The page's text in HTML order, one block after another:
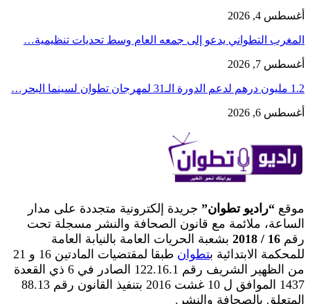
أغسطس 4, 2026
المغرب التطواني يدعو إلى جمعه العام وسط تحديات تنظيمية…
أغسطس 7, 2026
1.2 مليون درهم لدعم الدورة الـ31 لمهرجان تطوان لسينما البحر…
أغسطس 6, 2026
موقع “راديو تطوان” جريدة إلكترونية متجددة على مدار
الساعة، ملائمة مع قانون الصحافة والنشر مسجلة تحت
رقم 16 / 2018
بشعبة الحريات العامة بالنيابة العامة
للمحكمة الابتدائية بتطوان
طبقا لمقتضيات المادتين 16 و 21
من الظهير الشريف رقم 122.16.1 الصادر في 6 ذي القعدة
1437 الموافق ل 10 غشت 2016 بتنفيذ القانون رقم 88.13
المتعلق بالصحافة والنشر.